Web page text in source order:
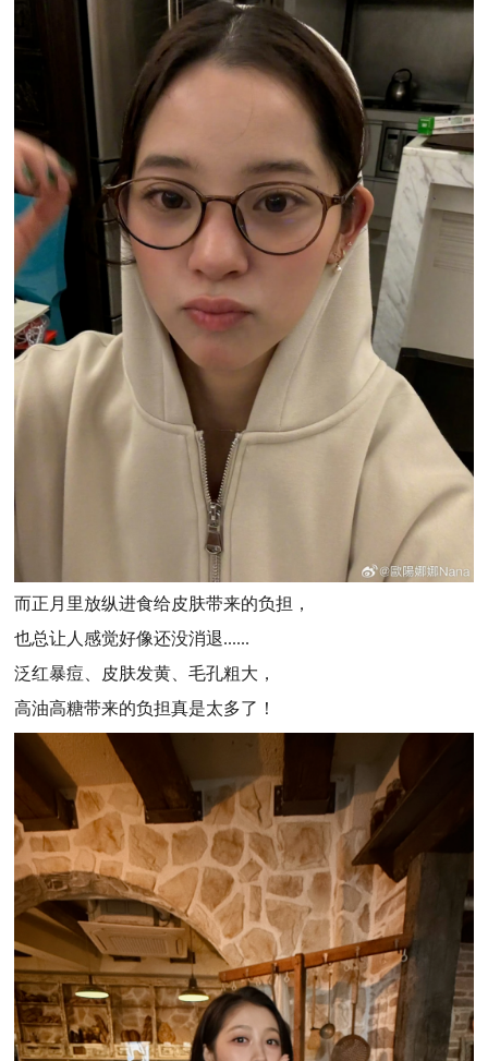
而正月里放纵进食给皮肤带来的负担，
也总让人感觉好像还没消退......
泛红暴痘、皮肤发黄、毛孔粗大，
高油高糖带来的负担真是太多了！